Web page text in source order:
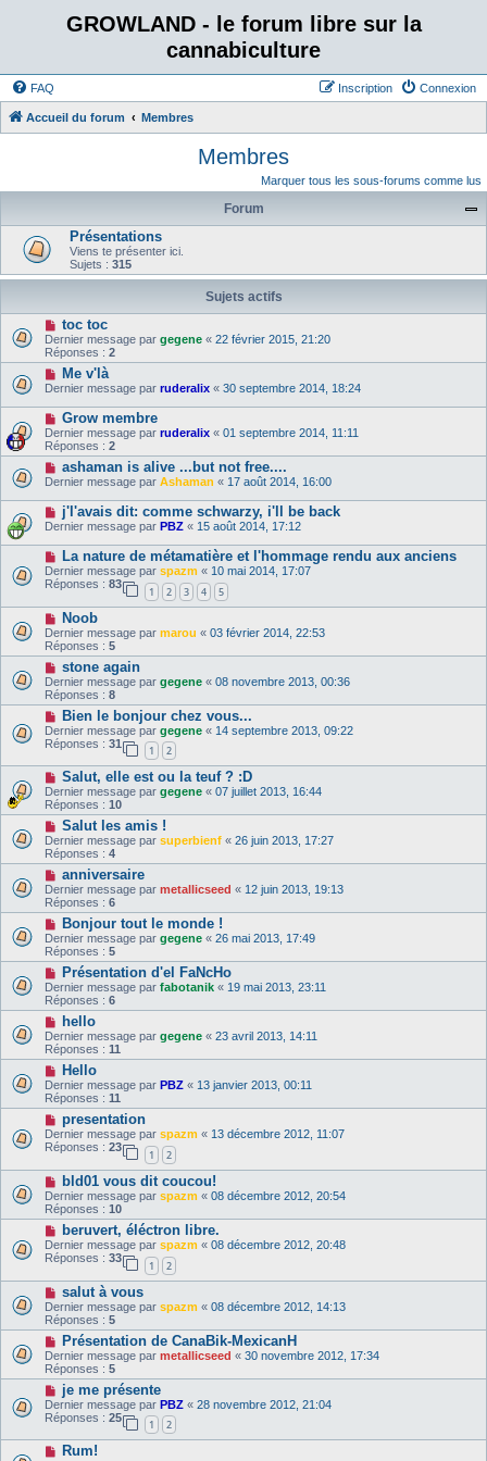
GROWLAND - le forum libre sur la
cannabiculture
FAQ Connexion
Inscription
Accueil du forum Membres
Membres
Marquer tous les sous-forums comme lus
Forum
Présentations
Viens te présenter ici.
Sujets : 315
Sujets actifs
toc toc
Dernier message par gegene « 22 février 2015, 21:20
Réponses : 2
Me v'là
Dernier message par ruderalix « 30 septembre 2014, 18:24
Grow membre
Dernier message par ruderalix « 01 septembre 2014, 11:11
Réponses : 2
ashaman is alive ...but not free....
Dernier message par Ashaman « 17 août 2014, 16:00
j'l'avais dit: comme schwarzy, i'll be back
Dernier message par PBZ « 15 août 2014, 17:12
La nature de métamatière et l'hommage rendu aux anciens
Dernier message par spazm « 10 mai 2014, 17:07
Réponses : 83
1 2 3 4 5
Noob
Dernier message par marou « 03 février 2014, 22:53
Réponses : 5
stone again
Dernier message par gegene « 08 novembre 2013, 00:36
Réponses : 8
Bien le bonjour chez vous...
Dernier message par gegene « 14 septembre 2013, 09:22
Réponses : 31
1 2
Salut, elle est ou la teuf ? :D
Dernier message par gegene « 07 juillet 2013, 16:44
Réponses : 10
Salut les amis !
Dernier message par superbienf « 26 juin 2013, 17:27
Réponses : 4
anniversaire
Dernier message par metallicseed « 12 juin 2013, 19:13
Réponses : 6
Bonjour tout le monde !
Dernier message par gegene « 26 mai 2013, 17:49
Réponses : 5
Présentation d'el FaNcHo
Dernier message par fabotanik « 19 mai 2013, 23:11
Réponses : 6
hello
Dernier message par gegene « 23 avril 2013, 14:11
Réponses : 11
Hello
Dernier message par PBZ « 13 janvier 2013, 00:11
Réponses : 11
presentation
Dernier message par spazm « 13 décembre 2012, 11:07
Réponses : 23
1 2
bld01 vous dit coucou!
Dernier message par spazm « 08 décembre 2012, 20:54
Réponses : 10
beruvert, éléctron libre.
Dernier message par spazm « 08 décembre 2012, 20:48
Réponses : 33
1 2
salut à vous
Dernier message par spazm « 08 décembre 2012, 14:13
Réponses : 5
Présentation de CanaBik-MexicanH
Dernier message par metallicseed « 30 novembre 2012, 17:34
Réponses : 5
je me présente
Dernier message par PBZ « 28 novembre 2012, 21:04
Réponses : 25
1 2
Rum!